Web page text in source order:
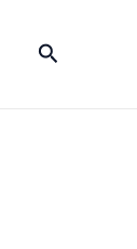
Pesquisar